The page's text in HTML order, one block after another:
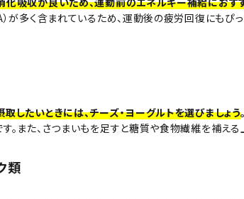
が多く含まれているため、運動後の疲労回復にもぴ
したいときには、チーズ・ヨーグルトを選びましょう
。また、さつまいもを足すと糖質や食物繊維を補え
類